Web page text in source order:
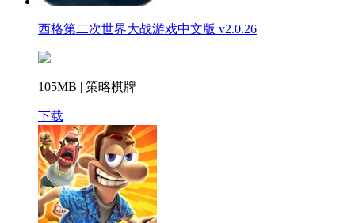
西格第二次世界大战游戏中文版 v2.0.26
105MB | 策略棋牌
下载